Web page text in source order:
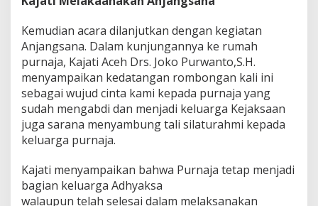
Kemudian acara dilanjutkan dengan kegiatan
Anjangsana. Dalam kunjungannya ke rumah
purnaja, Kajati Aceh Drs. Joko Purwanto,S.H.
menyampaikan kedatangan rombongan kali ini
sebagai wujud cinta kami kepada purnaja yang
sudah mengabdi dan menjadi keluarga Kejaksaan
juga sarana menyambung tali silaturahmi kepada
keluarga purnaja.
Kajati menyampaikan bahwa Purnaja tetap menjadi
bagian keluarga Adhyaksa
walaupun telah selesai dalam melaksanakan